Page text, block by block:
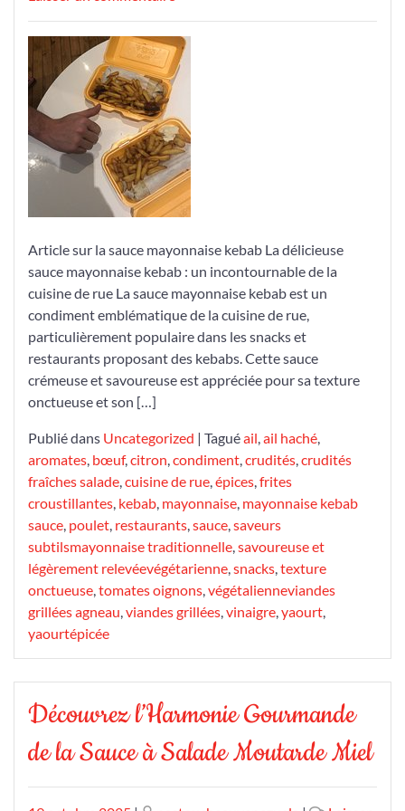
la
Savoureuse
Sauce
Kebab
:
Un
Condiment
Incontournable
la
Cuisine
de
Rue
Article sur la sauce mayonnaise kebab La délicieuse
sauce mayonnaise kebab : un incontournable de la
cuisine de rue La sauce mayonnaise kebab est un
condiment emblématique de la cuisine de rue,
particulièrement populaire dans les snacks et
restaurants proposant des kebabs. Cette sauce
crémeuse et savoureuse est appréciée pour sa texture
onctueuse et son […]
Publié dans Uncategorized | Taguéail,ail haché,
aromates, bœuf,citron,condiment,crudités,crudités
fraîches salade,cuisine de rue,épices,frites
croustillantes, kebab, mayonnaise, mayonnaise kebab
sauce, poulet, restaurants,sauce,saveurs
subtilsmayonnaise traditionnelle,savoureuse et
légèrement relevéevégétarienne,snacks,texture
onctueuse,tomates oignons,végétalienneviandes
grillées agneau,viandes grillées,vinaigre,yaourt,
yaourtépicée
Découvrez l’Harmonie Gourmande
de la Sauce à Salade Moutarde Miel